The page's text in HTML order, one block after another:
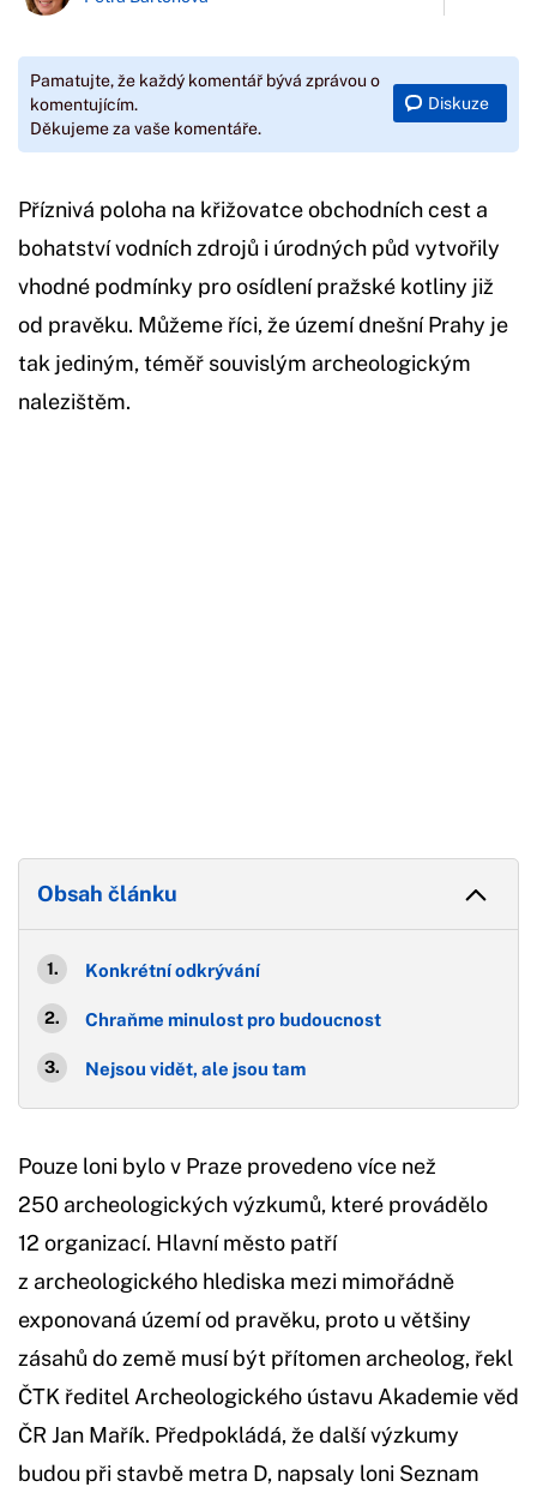
Pamatujte, že každý komentář bývá zprávou o
komentujícím.
Děkujeme za vaše komentáře.
Diskuze
Příznivá poloha na křižovatce obchodních cest a
bohatství vodních zdrojů i úrodných půd vytvořily
vhodné podmínky pro osídlení pražské kotliny již
od pravěku. Můžeme říci, že území dnešní Prahy je
tak jediným, téměř souvislým archeologickým
nalezištěm.
Obsah článku
Konkrétní odkrývání
Chraňme minulost pro budoucnost
Nejsou vidět, ale jsou tam
Pouze loni bylo v Praze provedeno více než
250 archeologických výzkumů, které provádělo
12 organizací. Hlavní město patří
z archeologického hlediska mezi mimořádně
exponovaná území od pravěku, proto u většiny
zásahů do země musí být přítomen archeolog, řekl
ČTK ředitel Archeologického ústavu Akademie věd
ČR Jan Mařík. Předpokládá, že další výzkumy
budou při stavbě metra D, napsaly loni Seznam